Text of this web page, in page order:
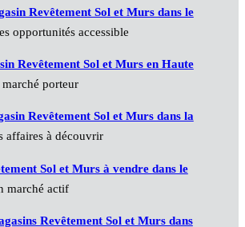
Revêtement Sol et Murs dans le
opportunités accessible
Revêtement Sol et Murs en Haute
porteur
Revêtement Sol et Murs dans la
affaires à découvrir
Sol et Murs à vendre dans le
marché actif
Revêtement Sol et Murs dans